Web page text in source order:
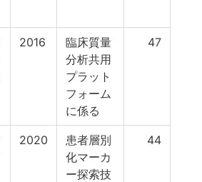
2016
臨床質量
分析共用
プラット
フォーム
に係る
47
2020
患者層別
化マーカ
ー探索技
44